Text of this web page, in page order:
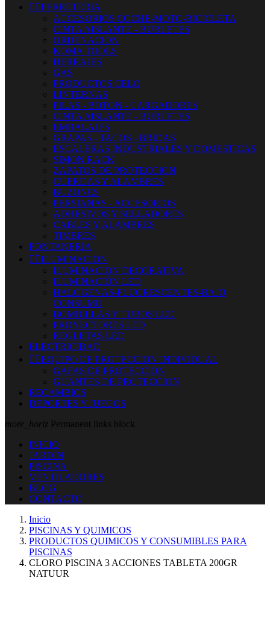
 FERRETERIA
ACCESORIOS COCHE-MOTO-BICICLETA
CINTA AISLANTE - BURLETES
ORDENACION
KOMA TOOLS
HERRAJES
GAS
PRODUCTOS CELO
LINTERNAS
PILAS - BOTON - CARGADORES
CINTA AISLANTE - BURLETES
EMBALAJES
GRAPAS - TACOS - BRIDAS
ESCALERAS INDUSTRIALES Y DOMESTICAS
SIMON RACK
ZAPATOS DE PROTECCION
CUERDAS Y ALAMBRES
BUZONES
PERSIANAS - ACCESORIOS
ADHESIVOS Y SELLADORES
CABLES Y ALAMBRES
TIMBRES
FONTANERIA
 ILUMINACION
ILUMINACION DECORATIVA
ILUMINACIÓN LED
HALOGENAS-FLUORESCENTES-BAJO
CONSUMO
BOMBILLAS Y TUBOS LED
PROYECTORES LED
REGLETAS LED
ELECTRICIDAD
 EQUIPO DE PROTECCION INDIVIDUAL
GAFAS DE PROTECCION
GUANTES DE PROTECCION
RECAMBIOS
DEPORTES Y JUEGOS
more_horiz Permanent links block
INICIO
JARDIN
PISCINA
VENTILADORES
BLOG
CONTACTO
Inicio
PISCINAS Y QUIMICOS
PRODUCTOS QUIMICOS Y CONSUMIBLES PARA
PISCINAS
CLORO PISCINA 3 ACCIONES TABLETA 200GR
NATUUR